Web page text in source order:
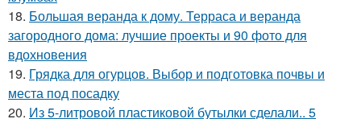
18. Большая веранда к дому. Терраса и веранда
загородного дома: лучшие проекты и 90 фото для
вдохновения
19. Грядка для огурцов. Выбор и подготовка почвы и
места под посадку
20. Из 5-литровой пластиковой бутылки сделали.. 5